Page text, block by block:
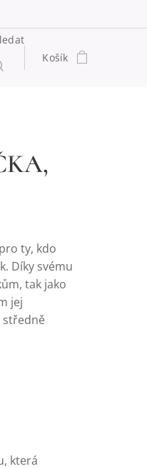
Košík
ty, kdo
Díky svému
tak jako
jej
středně
která